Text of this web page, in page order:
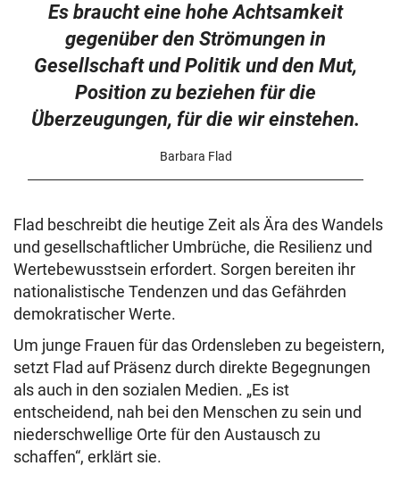
Es braucht eine hohe Achtsamkeit
gegenüber den Strömungen in
Gesellschaft und Politik und den Mut,
Position zu beziehen für die
Überzeugungen, für die wir einstehen.
Barbara Flad
Flad beschreibt die heutige Zeit als Ära des Wandels
und gesellschaftlicher Umbrüche, die Resilienz und
Wertebewusstsein erfordert. Sorgen bereiten ihr
nationalistische Tendenzen und das Gefährden
demokratischer Werte.
Um junge Frauen für das Ordensleben zu begeistern,
setzt Flad auf Präsenz durch direkte Begegnungen
als auch in den sozialen Medien. „Es ist
entscheidend, nah bei den Menschen zu sein und
niederschwellige Orte für den Austausch zu
schaffen“, erklärt sie.